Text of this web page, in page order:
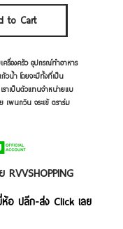
to Cart
รื่องครัว อุปกรณ์ทำอาหาร
วน้ำ โดยจะมีทั้งที่เป็น
ราเป็นตัวแทนจำหน่ายแบ
พนกวิน จระเข้ ตราร่ม
อ ปลีก-ส่ง Click เลย